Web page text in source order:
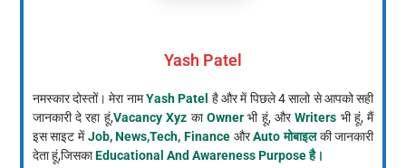
Yash Patel
नमस्कार दोस्तों। मेरा नामYash Patel है और में पिछले 4 सालो से आपको सही
जानकारी दे रहा हूं,Vacancy Xyz काOwnerभी हूं, औरWriters भी हूं, मैं
इस साइट मेंJob, News,Tech, Finance औरAuto मोबाइलकी जानकारी
देता हूं,जिसकाEducational And Awareness Purpose है।